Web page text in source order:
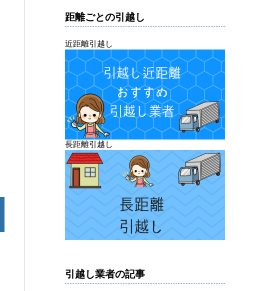
距離ごとの引越し
近距離引越し
長距離引越し
引越し業者の記事